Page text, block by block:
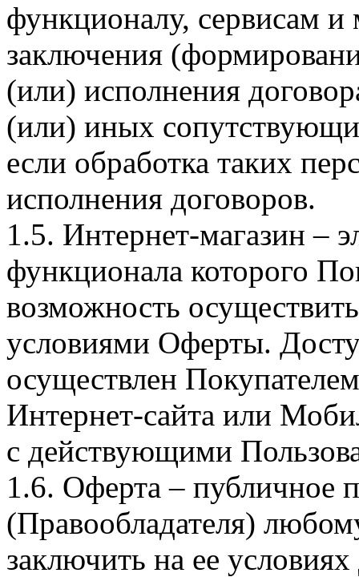
функционалу, сервисам и
заключения
(или) исполнения
(или) иных
если обработка таких
исполнения договоров.
1.5. Интернет-магазин –
функционала которого
возможность
условиями Оферты.
осуществлен
Интернет-сайта или
с действующими
1.6. Оферта – публичное
(Правообладателя)
заключить на ее